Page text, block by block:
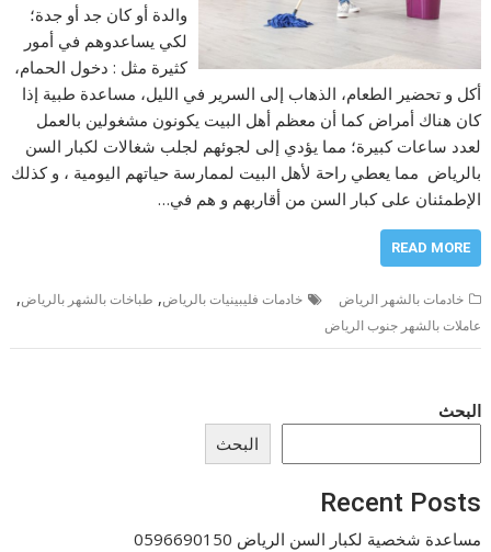
والدة أو كان جد أو جدة؛
لكي يساعدوهم في أمور
كثيرة مثل : دخول الحمام،
أكل و تحضير الطعام، الذهاب إلى السرير في الليل، مساعدة طبية إذا
كان هناك أمراض كما أن معظم أهل البيت يكونون مشغولين بالعمل
لعدد ساعات كبيرة؛ مما يؤدي إلى لجوئهم لجلب شغالات لكبار السن
بالرياض مما يعطي راحة لأهل البيت لممارسة حياتهم اليومية ، و كذلك
الإطمئنان على كبار السن من أقاربهم و هم في…
READ MORE
خادمات بالشهر الرياض خادمات فليبينيات بالرياض, طباخات بالشهر بالرياض,
عاملات بالشهر جنوب الرياض
البحث
البحث
Recent Posts
مساعدة شخصية لكبار السن الرياض 0596690150